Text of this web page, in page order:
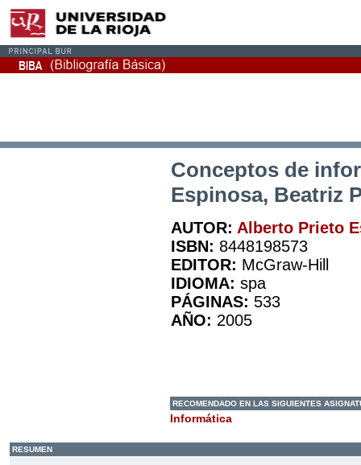
Conceptos de
Espinosa, Beatriz
AUTOR: Alberto Prieto
ISBN: 8448198573
EDITOR: McGraw-Hill
IDIOMA: spa
PÁGINAS: 533
AÑO: 2005
RECOMENDADO EN LAS SIGUIENTES
Informática
RESUMEN